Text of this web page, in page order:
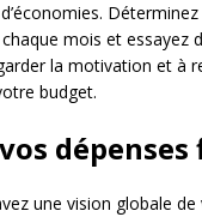
mois et essayez
la motivation et à
budget.
dépenses
une vision globale